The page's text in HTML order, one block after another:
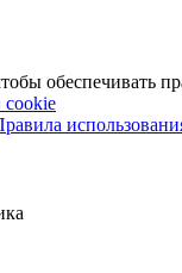
обеспечивать
cookie